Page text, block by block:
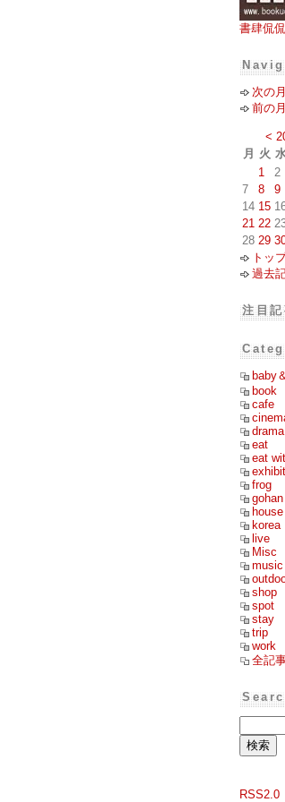
書肆侃
次の月
前の月
<
月
火
1
2
7
8 9
14 15
21 22
28 29
トッ
過去
注目
baby
book
cafe
drama
eat
eat
frog
gohan
house
korea
live
Misc
music
shop
spot
stay
trip
work
全記
RSS2.0